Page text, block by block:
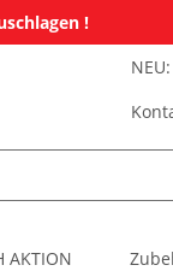
!
AKTION